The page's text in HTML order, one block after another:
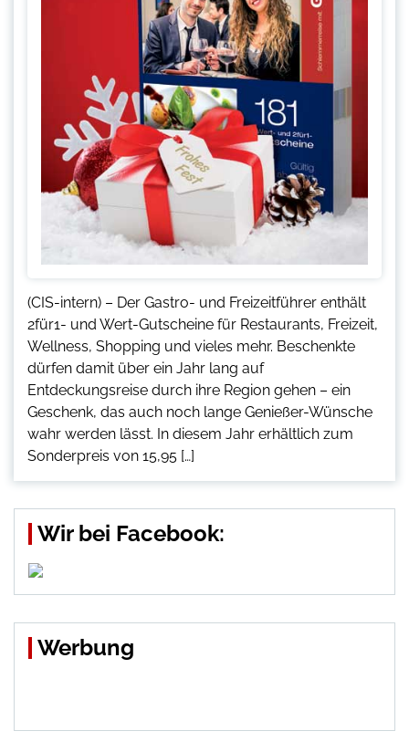
(CIS-intern) – Der Gastro- und Freizeitführer enthält
2für1- und Wert-Gutscheine für Restaurants, Freizeit,
Wellness, Shopping und vieles mehr. Beschenkte
dürfen damit über ein Jahr lang auf
Entdeckungsreise durch ihre Region gehen – ein
Geschenk, das auch noch lange Genießer-Wünsche
wahr werden lässt. In diesem Jahr erhältlich zum
Sonderpreis von 15,95 […]
Wir bei Facebook:
Werbung